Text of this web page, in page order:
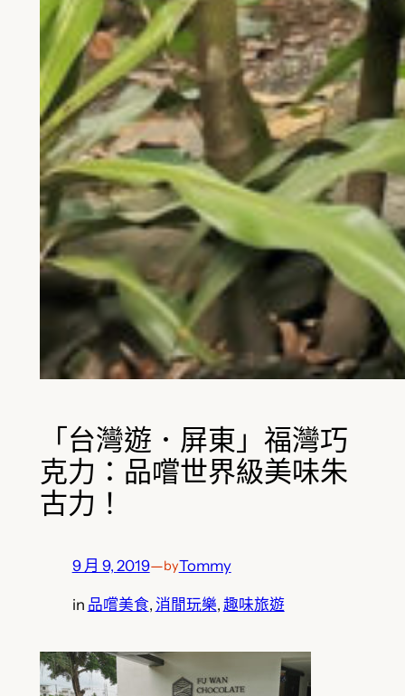
「台灣遊．屏東」福灣巧
克力：品嚐世界級美味朱
古力！
9 月 9, 2019—byTommy
in 品嚐美食, 消閒玩樂, 趣味旅遊